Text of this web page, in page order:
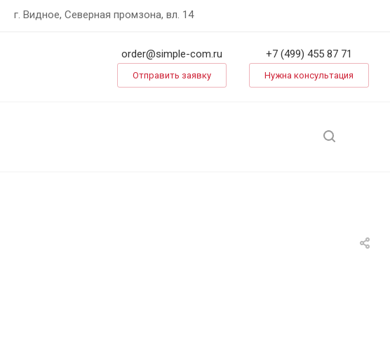
г. Видное, Северная промзона, вл. 14
order@simple-com.ru
Отправить заявку
+7 (499) 455 87 71
Нужна консультация